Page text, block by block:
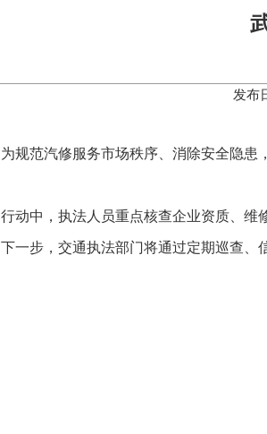
发布
为规范汽修服务市场秩序、消除安全隐患
行动中，执法人员重点核查企业资质、维
下一步，交通执法部门将通过定期巡查、